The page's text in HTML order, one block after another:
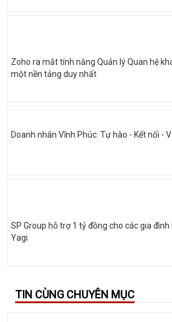
Zoho ra mắt tính năng Quản lý Quan hệ
một nền tảng duy nhất
Doanh nhân Vĩnh Phúc: Tự hào - Kết nối -
SP Group hỗ trợ 1 tỷ đồng cho các gia
Yagi
TIN CÙNG CHUYÊN MỤC